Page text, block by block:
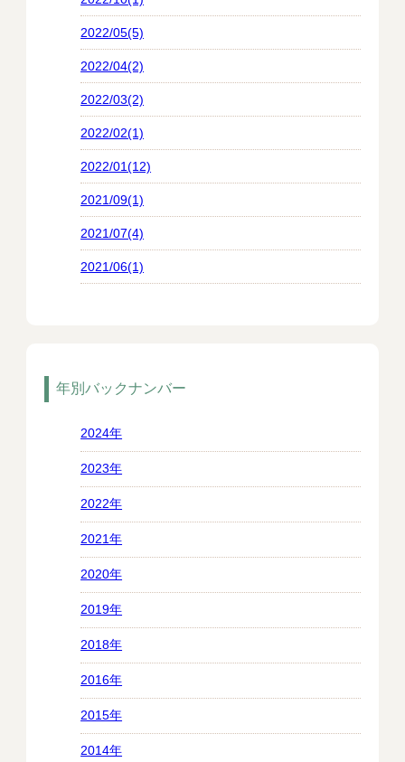
2022/05(5)
2022/04(2)
2022/03(2)
2022/02(1)
2022/01(12)
2021/09(1)
2021/07(4)
2021/06(1)
年別バックナンバー
2024年
2023年
2022年
2021年
2020年
2019年
2018年
2016年
2015年
2014年